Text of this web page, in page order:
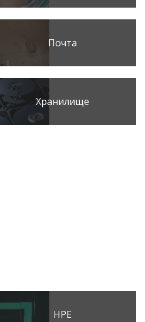
Почта
Хранилище
HPE